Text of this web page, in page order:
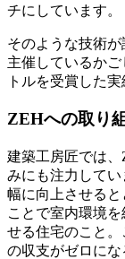
チにしています。
そのような技術
主催しているか
トルを受賞した
ZEHへの取り
建築工房匠では
みにも注力して
幅に向上させる
ことで室内環境
せる住宅のこと
の収支がゼロにな